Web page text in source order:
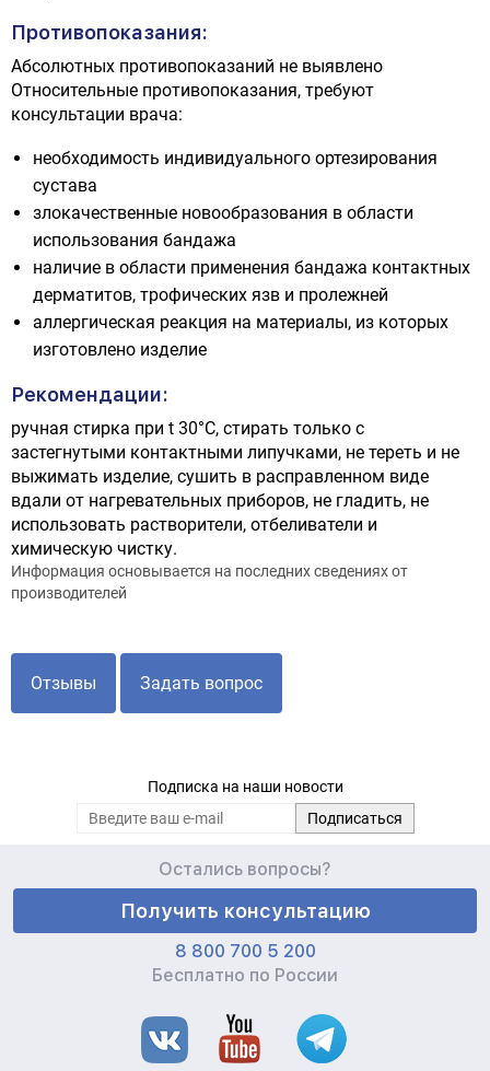
Противопоказания:
Абсолютных противопоказаний не выявлено
Относительные противопоказания, требуют
консультации врача:
необходимость индивидуального ортезирования
сустава
злокачественные новообразования в области
использования бандажа
наличие в области применения бандажа контактных
дерматитов, трофических язв и пролежней
аллергическая реакция на материалы, из которых
изготовлено изделие
Рекомендации:
ручная стирка при t 30°С, стирать только с
застегнутыми контактными липучками, не тереть и не
выжимать изделие, сушить в расправленном виде
вдали от нагревательных приборов, не гладить, не
использовать растворители, отбеливатели и
химическую чистку.
Информация основывается на последних сведениях от
производителей
Отзывы Задать вопрос
Подписка на наши новости
Остались вопросы?
Получить консультацию
8 800 700 5 200
Бесплатно по России